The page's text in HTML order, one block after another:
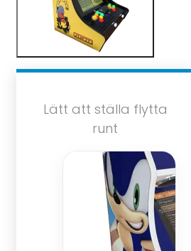
Lätt att ställa flytta
runt